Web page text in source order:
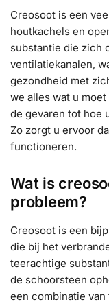
Creosoot is een
houtkachels en
substantie die zich
ventilatiekanalen,
gezondheid met
we alles wat u
de gevaren tot hoe
Zo zorgt u ervoor
functioneren.
Wat is
probleem?
Creosoot is een
die bij het
teerachtige
de schoorsteen
een combinatie